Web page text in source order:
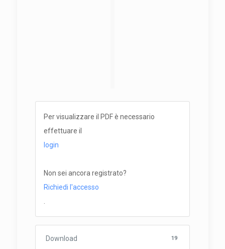
Per visualizzare il PDF è necessario
effettuare il
login
Non sei ancora registrato?
Richiedi l'accesso
Download 19